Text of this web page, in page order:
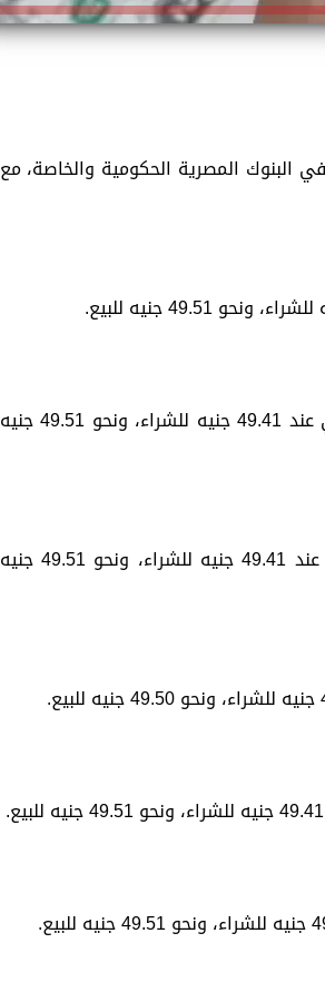
«الزمان»، سعر الدولار اليوم الأربعاء الموافق 2-7-2025، في البنوك المصرية الحكومية والخاصة، مع
وهبط سعر الدولار في البنك الأهلي المصري مقابل الجنيه المصري عند 49.41 جنيه للشراء، ونحو 49.51 جنيه
ونزل سعر الدولار في البنك التجاري الدولي مقابل الجنيه المصري عند 49.41 جنيه للشراء، ونحو 49.51 جنيه